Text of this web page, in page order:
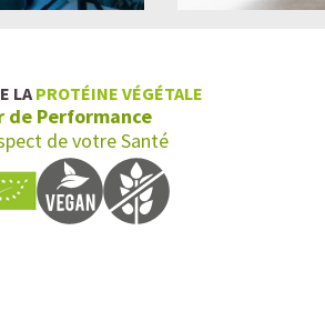
LA PROTÉINE VÉGÉTALE
de Performance
de votre Santé